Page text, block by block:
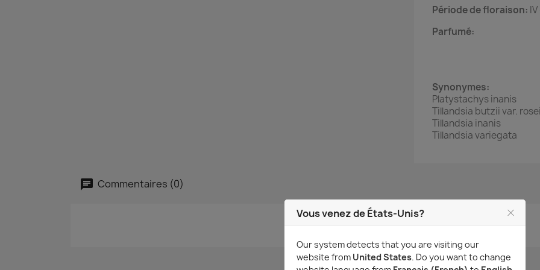
Période de floraison:
Parfumé:
Synonymes:
Platystachys inanis
Tillandsia butzii var.
Tillandsia inanis
Tillandsia variegata
Commentaires (0)
Vous venez de États-Unis?
Our system detects that you are visiting our
website from United States. Do you want to change